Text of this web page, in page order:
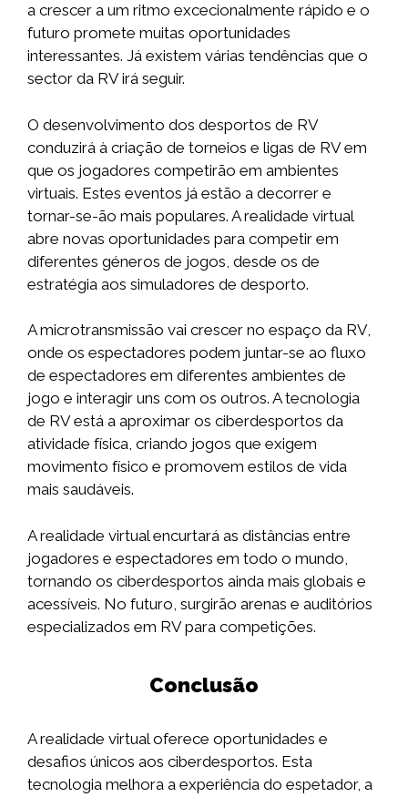
a crescer a um ritmo excecionalmente rápido e o
futuro promete muitas oportunidades
interessantes. Já existem várias tendências que o
sector da RV irá seguir.
O desenvolvimento dos desportos de RV
conduzirá à criação de torneios e ligas de RV em
que os jogadores competirão em ambientes
virtuais. Estes eventos já estão a decorrer e
tornar-se-ão mais populares. A realidade virtual
abre novas oportunidades para competir em
diferentes géneros de jogos, desde os de
estratégia aos simuladores de desporto.
A microtransmissão vai crescer no espaço da RV,
onde os espectadores podem juntar-se ao fluxo
de espectadores em diferentes ambientes de
jogo e interagir uns com os outros. A tecnologia
de RV está a aproximar os ciberdesportos da
atividade física, criando jogos que exigem
movimento físico e promovem estilos de vida
mais saudáveis.
A realidade virtual encurtará as distâncias entre
jogadores e espectadores em todo o mundo,
tornando os ciberdesportos ainda mais globais e
acessíveis. No futuro, surgirão arenas e auditórios
especializados em RV para competições.
Conclusão
A realidade virtual oferece oportunidades e
desafios únicos aos ciberdesportos. Esta
tecnologia melhora a experiência do espetador, a